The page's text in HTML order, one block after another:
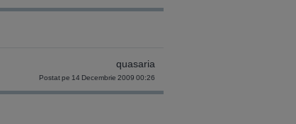
quasaria
Postat pe 14 Decembrie 2009 00:26